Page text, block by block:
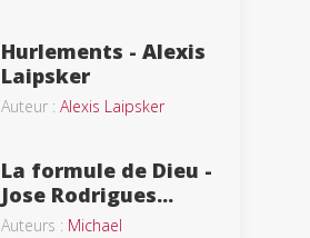
Hurlements - Alexis
Laipsker
Auteur : Alexis Laipsker
La formule de Dieu -
Jose Rodrigues...
Auteurs : Michael